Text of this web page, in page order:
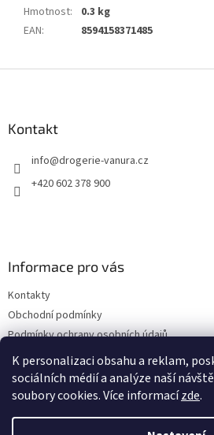
K personalizaci obsahu a reklam,
sociálních médií a analýze naší
soubory cookies. Více informacízde.
Hmotnost:
0.3 kg
EAN: 8594158371485
Kontakt
info@drogerie-vanura.cz
+420 602 378 900
Informace pro vás
Kontakty
Obchodní podmínky
Podmínky ochrany osobních údajů
Dodací a platební podmínky